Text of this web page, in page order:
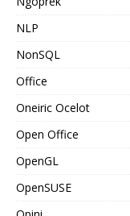
NLP
NonSQL
Office
Oneiric Ocelot
Open Office
OpenGL
OpenSUSE